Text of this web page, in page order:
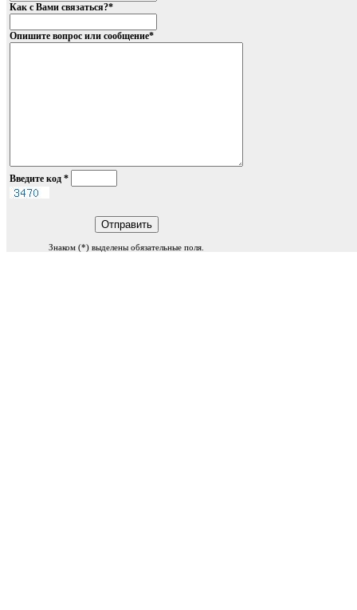
Как с Вами связаться?*
Опишите вопрос или сообщение*
Введите код *
Знаком (*) выделены обязательные поля.